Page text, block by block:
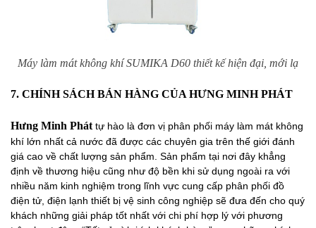
Máy làm mát không khí SUMIKA D60 thiết kế hiện đại, mới lạ
7. CHÍNH SÁCH BÁN HÀNG CỦA HƯNG MINH PHÁT
Hưng Minh Phát tự hào là đơn vị phân phối máy làm mát không
khí lớn nhất cả nước đã được các chuyên gia trên thế giới đánh
giá cao về chất lượng sản phẩm. Sản phẩm tại nơi đây khẳng
định về thương hiệu cũng như độ bền khi sử dụng ngoài ra với
nhiều năm kinh nghiệm trong lĩnh vực cung cấp phân phối đồ
điện tử, điện lạnh thiết bị vệ sinh công nghiệp sẽ đưa đến cho quý
khách những giải pháp tốt nhất với chi phí hợp lý với phương